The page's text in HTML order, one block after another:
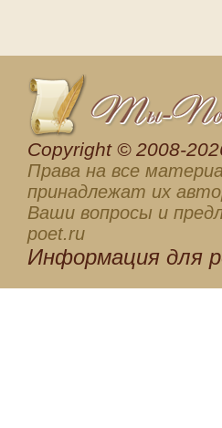
Сopyright © 2008-
Права на все
принадлежат их
Ваши вопросы и
poet.ru
Информация для